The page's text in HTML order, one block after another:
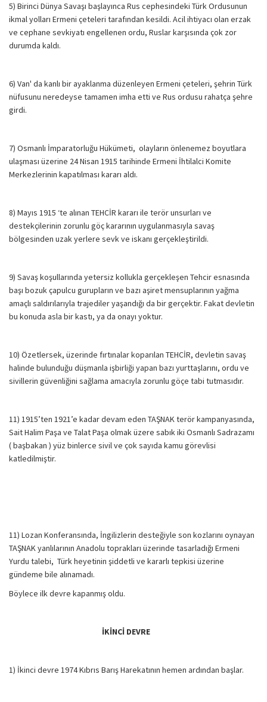
5) Birinci Dünya Savaşı başlayınca Rus cephesindeki Türk Ordusunun
ikmal yolları Ermeni çeteleri tarafından kesildi. Acil ihtiyacı olan erzak
ve cephane sevkiyatı engellenen ordu, Ruslar karşısında çok zor
durumda kaldı.
6) Van' da kanlı bir ayaklanma düzenleyen Ermeni çeteleri, şehrin Türk
nüfusunu neredeyse tamamen imha etti ve Rus ordusu rahatça şehre
girdi.
7) Osmanlı İmparatorluğu Hükümeti, olayların önlenemez boyutlara
ulaşması üzerine 24 Nisan 1915 tarihinde Ermeni İhtilalci Komite
Merkezlerinin kapatılması kararı aldı.
8) Mayıs 1915 ‘te alınan TEHCİR kararı ile terör unsurları ve
destekçilerinin zorunlu göç kararının uygulanmasıyla savaş
bölgesinden uzak yerlere sevk ve iskanı gerçekleştirildi.
9) Savaş koşullarında yetersiz kollukla gerçekleşen Tehcir esnasında
başı bozuk çapulcu gurupların ve bazı aşiret mensuplarının yağma
amaçlı saldırılarıyla trajediler yaşandığı da bir gerçektir. Fakat devletin
bu konuda asla bir kastı, ya da onayı yoktur.
10) Özetlersek, üzerinde fırtınalar koparılan TEHCİR, devletin savaş
halinde bulunduğu düşmanla işbirliği yapan bazı yurttaşlarını, ordu ve
sivillerin güvenliğini sağlama amacıyla zorunlu göçe tabi tutmasıdır.
11) 1915’ten 1921’e kadar devam eden TAŞNAK terör kampanyasında,
Sait Halim Paşa ve Talat Paşa olmak üzere sabık iki Osmanlı Sadrazamı
( başbakan ) yüz binlerce sivil ve çok sayıda kamu görevlisi
katledilmiştir.
11) Lozan Konferansında, İngilizlerin desteğiyle son kozlarını oynayan
TAŞNAK yanlılarının Anadolu toprakları üzerinde tasarladığı Ermeni
Yurdu talebi, Türk heyetinin şiddetli ve kararlı tepkisi üzerine
gündeme bile alınamadı.
Böylece ilk devre kapanmış oldu.
İKİNCİ DEVRE
1) İkinci devre 1974 Kıbrıs Barış Harekatının hemen ardından başlar.